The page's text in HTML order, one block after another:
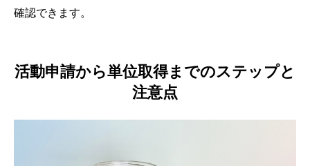
確認できます。
活動申請から単位取得までのステップと
注意点